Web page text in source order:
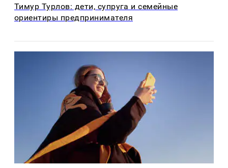
Тимур Турлов: дети, супруга и семейные
ориентиры предпринимателя